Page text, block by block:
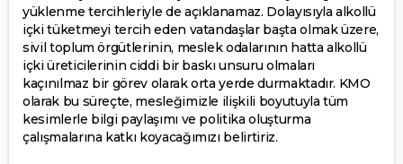
yüklenme tercihleriyle de açıklanamaz. Dolayısıyla alkollü
içki tüketmeyi tercih eden vatandaşlar başta olmak üzere,
sivil toplum örgütlerinin, meslek odalarının hatta alkollü
içki üreticilerinin ciddi bir baskı unsuru olmaları
kaçınılmaz bir görev olarak orta yerde durmaktadır. KMO
olarak bu süreçte, mesleğimizle ilişkili boyutuyla tüm
kesimlerle bilgi paylaşımı ve politika oluşturma
çalışmalarına katkı koyacağımızı belirtiriz.